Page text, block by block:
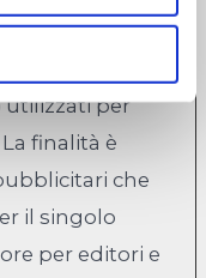
utilizzati per
finalità è
che
il singolo
per editori e